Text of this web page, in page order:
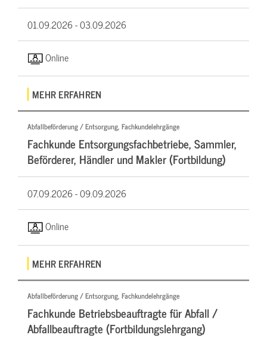
01.09.2026 -03.09.2026
Online
MEHR ERFAHREN
Abfallbeförderung / Entsorgung, Fachkundelehrgänge
Fachkunde Entsorgungsfachbetriebe, Sammler,
Beförderer, Händler und Makler (Fortbildung)
07.09.2026 -09.09.2026
Online
MEHR ERFAHREN
Abfallbeförderung / Entsorgung, Fachkundelehrgänge
Fachkunde Betriebsbeauftragte für Abfall /
Abfallbeauftragte (Fortbildungslehrgang)